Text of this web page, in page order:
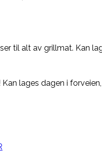
til alt av grillmat. Kan
lages dagen i